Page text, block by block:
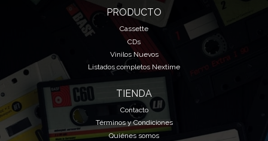
PRODUCTO
Cassette
CDs
Vinilos Nuevos
Listados completos Nextime
TIENDA
Contacto
Términos y Condiciones
Quiénes somos